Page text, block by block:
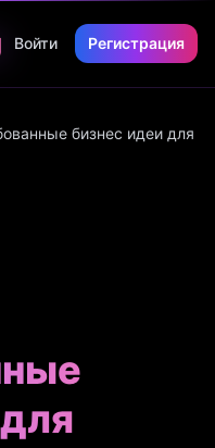
Войти Регистрация
бизнес идеи для